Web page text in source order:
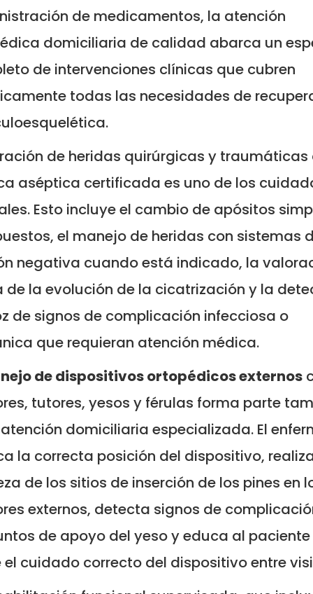
de medicamentos, la atención
domiciliaria de calidad abarca un
de intervenciones clínicas que cubren
todas las necesidades de
de heridas quirúrgicas y traumáticas
aséptica certificada es uno de los
Esto incluye el cambio de apósitos
el manejo de heridas con sistemas
negativa cuando está indicado, la
de la evolución de la cicatrización y la
de signos de complicación infecciosa o
que requieran atención médica.
de dispositivos ortopédicos externos
tutores, yesos y férulas forma parte
domiciliaria especializada. El
la correcta posición del dispositivo,
de los sitios de inserción de los pines en
externos, detecta signos de
de apoyo del yeso y educa al paciente
el cuidado correcto del dispositivo entre